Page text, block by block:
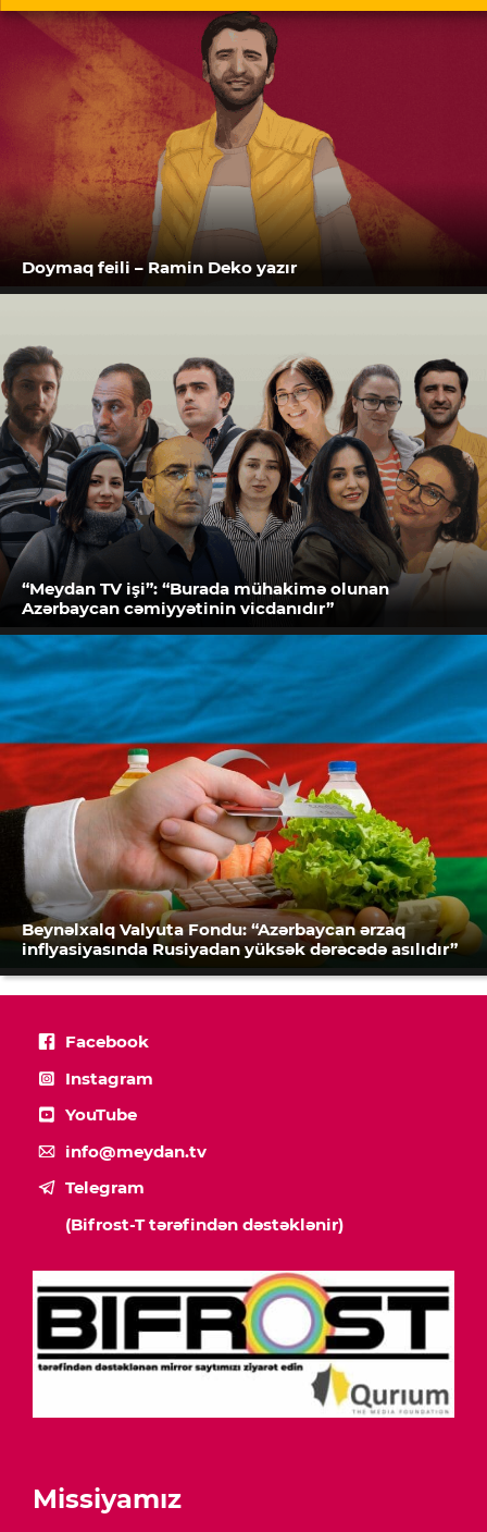
Doymaq feili – Ramin Deko yazır
“Meydan TV işi”: “Burada mühakimə olunan
Azərbaycan cəmiyyətinin vicdanıdır”
Beynəlxalq Valyuta Fondu: “Azərbaycan ərzaq
inflyasiyasında Rusiyadan yüksək dərəcədə asılıdır”
Facebook
Instagram
YouTube
info@meydan.tv
Telegram
(Bifrost-T tərəfindən dəstəklənir)
Missiyamız